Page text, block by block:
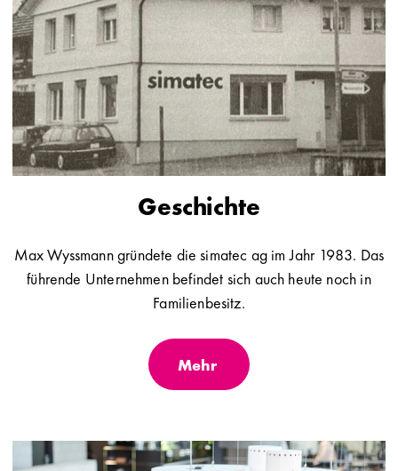
Geschichte
Max Wyssmann gründete die simatec ag im Jahr 1983. Das
führende Unternehmen befindet sich auch heute noch in
Familienbesitz.
Mehr